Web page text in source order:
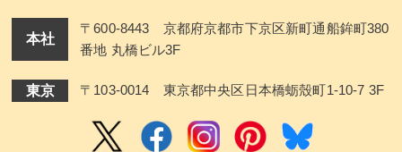
本社
〒600-8443 京都府京都市下京区新町通船鉾町380
番地 丸橋ビル3F
東京 〒103-0014 東京都中央区日本橋蛎殼町1-10-7 3F